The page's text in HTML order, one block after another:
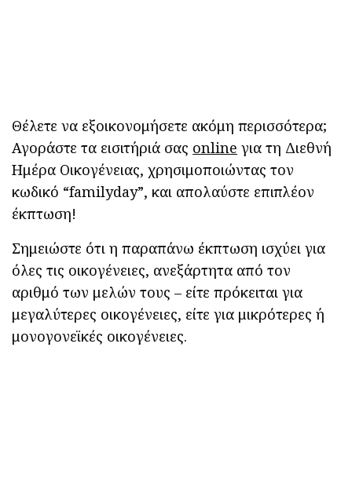
Θέλετε να εξοικονομήσετε ακόμη περισσότερα;
Αγοράστε τα εισιτήριά σας online για τη Διεθνή
Ημέρα Οικογένειας, χρησιμοποιώντας τον
κωδικό “familyday”, και απολαύστε επιπλέον
έκπτωση!
Σημειώστε ότι η παραπάνω έκπτωση ισχύει για
όλες τις οικογένειες, ανεξάρτητα από τον
αριθμό των μελών τους – είτε πρόκειται για
μεγαλύτερες οικογένειες, είτε για μικρότερες ή
μονογονεϊκές οικογένειες.